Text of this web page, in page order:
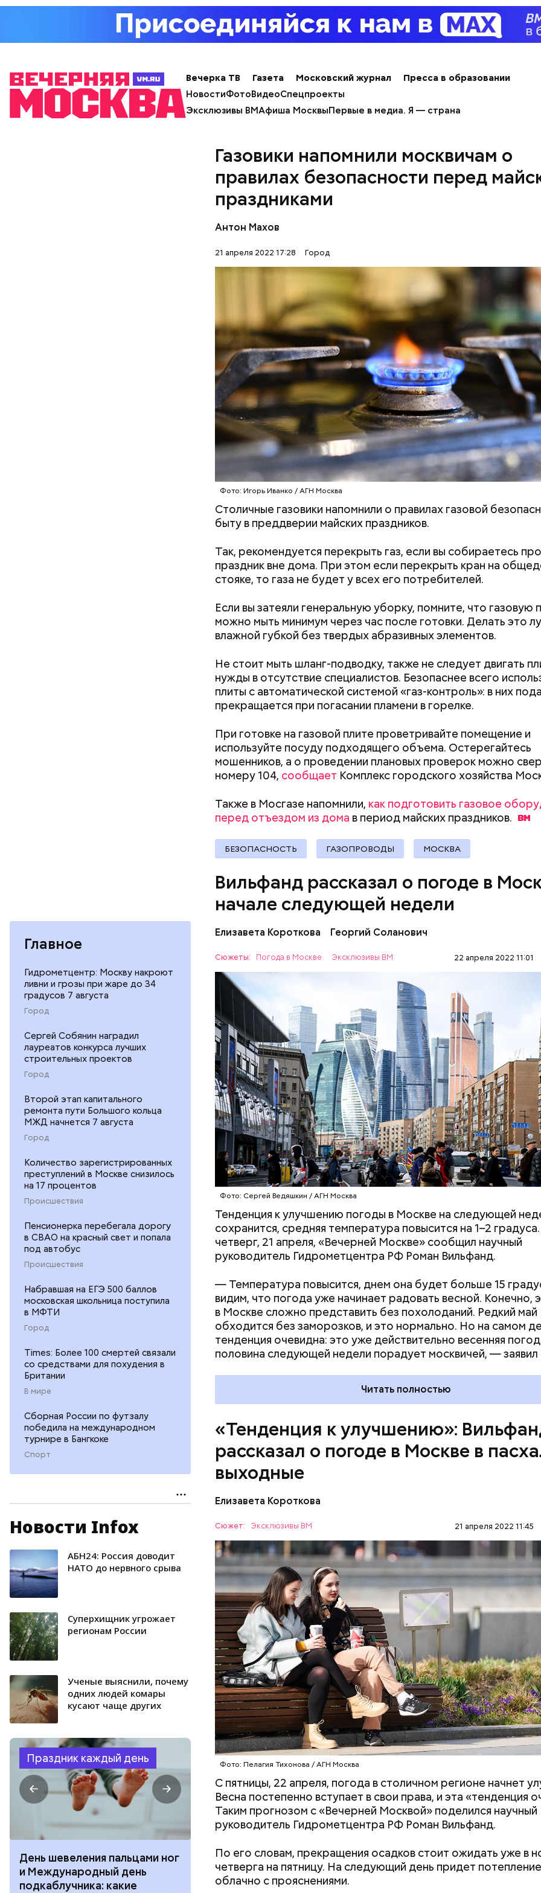
Вечерка ТВ Газета Московский журнал
Пресса в образовании
НовостиФотоВидеоСпецпроекты
Эксклюзивы ВМАфиша МосквыПервые в медиа. Я — страна
Главное
Гидрометцентр: Москву накроют
ливни и грозы при жаре до 34
градусов 7 августа
Город
Сергей Собянин наградил
лауреатов конкурса лучших
строительных проектов
Город
Второй этап капитального
ремонта пути Большого кольца
МЖД начнется 7 августа
Город
Количество зарегистрированных
преступлений в Москве снизилось
на 17 процентов
Происшествия
Пенсионерка перебегала дорогу
в СВАО на красный свет и попала
под автобус
Происшествия
Набравшая на ЕГЭ 500 баллов
московская школьница поступила
в МФТИ
Город
Times: Более 100 смертей связали
со средствами для похудения в
Британии
В мире
Сборная России по футзалу
победила на международном
турнире в Бангкоке
Спорт
Новости Infox
АБН24: Россия доводит
НАТО до нервного срыва
Суперхищник угрожает
регионам России
Ученые выяснили, почему
одних людей комары
кусают чаще других
Праздник каждый день
День шевеления пальцами ног
и Международный день
подкаблучника: какие
День разглядывания
горизонта и День пьяного
курсанта: какие праздники
День качания на качелях и
День шампанского: какие
Газовики напомнили москвичам о
правилах безопасности перед
праздниками
Антон Махов
21 апреля 2022 17:28 Город
Фото: Игорь Иванко / АГН Москва
Столичные газовики напомнили о правилах газовой
быту в преддверии майских праздников.
Так, рекомендуется перекрыть газ, если вы собираетесь
праздник вне дома. При этом если перекрыть кран на
стояке, то газа не будет у всех его потребителей.
Если вы затеяли генеральную уборку, помните, что газовую
можно мыть минимум через час после готовки. Делать это
влажной губкой без твердых абразивных элементов.
Не стоит мыть шланг-подводку, также не следует двигать
нужды в отсутствие специалистов. Безопаснее всего
плиты с автоматической системой «газ-контроль»: в них
прекращается при погасании пламени в горелке.
При готовке на газовой плите проветривайте помещение и
используйте посуду подходящего объема. Остерегайтесь
мошенников, а о проведении плановых проверок можно
номеру 104, сообщает Комплекс городского хозяйства
Также в Мосгазе напомнили, как подготовить газовое
перед отъездом из дома в период майских праздников.
БЕЗОПАСНОСТЬ ГАЗОПРОВОДЫ МОСКВА
Вильфанд рассказал о погоде в
начале следующей недели
Елизавета Короткова Георгий Соланович
Сюжеты: Погода в Москве Эксклюзивы ВМ 22 апреля 2022 11:01
Фото: Сергей Ведяшкин / АГН Москва
Тенденция к улучшению погоды в Москве на следующей
сохранится, средняя температура повысится на 1–2
четверг, 21 апреля, «Вечерней Москве» сообщил научный
руководитель Гидрометцентра РФ Роман Вильфанд.
— Температура повысится, днем она будет больше 15
видим, что погода уже начинает радовать весной. Конечно,
в Москве сложно представить без похолоданий. Редкий май
обходится без заморозков, и это нормально. Но на самом
тенденция очевидна: это уже действительно весенняя
половина следующей недели порадует москвичей, — заявил
По его словам, в первый день следующей недели погода
солнечной, а столбики термометров покажут значение
15 градусов. Вильфанд во время беседы с «ВМ» подчеркнул,
понедельник вероятны кратковременные дожди.
Столичный департамент по делам гражданской обороны,
чрезвычайным ситуациям и пожарной безопасности
предварительному обследованию дна в зонах отдыха, где
предусмотрено купание. На первых погруженияхпобывал
корреспондент «Вечерней Москвы».
Читать полностью
ПРОГНОЗЫ МОСКВА ПОГОДА
«Тенденция к улучшению»:
рассказал о погоде в Москве в
выходные
Елизавета Короткова
Сюжет: Эксклюзивы ВМ 21 апреля 2022 11:45
Фото: Пелагия Тихонова / АГН Москва
С пятницы, 22 апреля, погода в столичном регионе начнет
Весна постепенно вступает в свои права, и эта «тенденция
Таким прогнозом с «Вечерней Москвой» поделился научный
руководитель Гидрометцентра РФ Роман Вильфанд.
По его словам, прекращения осадков стоит ожидать уже в
четверга на пятницу. На следующий день придет
облачно с прояснениями.
— После дождичка в четверг погода существенно
пятницу температура повысится. Будет хоть и облачно, но с
прояснениями, преимущественно без осадков. Дневные
достигнут 11–13 градусов выше нуля, — отметил
В субботу дневная температура повысится до плюс 12–14
Москве и области будет облачно, с прояснениями.
кратковременные локальные дожди. По сравнению с
четвергом, эта погода будет очень комфортной, подчеркнул
Погода порадует москвичей и на Пасху.
— Ночь будет лунной и звездной, а день — солнечным.
температуры понизятся: минимальные будут колебаться в
градусов. Преимущественно без осадков, — рассказал
В начале следующей недели тенденция к улучшению погоды
сохранится. Среднесуточная температура повысится еще
градуса, поделился собеседник «ВМ». В понедельник будет
а во вторник возможны кратковременные дожди.
МОСКВА ПОГОДА
Хотела спасти малыша: как
мать и сын погибли при
падении из окна в Раменском
Вода за 10
японский
лишний вес
Как поменять батареи дома и
не получить штраф
Как получить до
рублей от
претендовать и
документы